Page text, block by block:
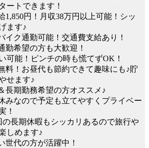
ートできます！
1,850円！月収38万円以上可能！シッ
ます♪
イク通勤可能！交通費支給あり！
勤希望の方も大歓迎！
可能！ピンチの時も慌てずOK！
料！お昼代も節約できて趣味にも♪貯
せます♪
長期勤務希望の方オススメ♪
みなので予定も立てやすくプライベー
！
長期休暇もシッカリあるので旅行や
しめます♪
世代の方が活躍中！